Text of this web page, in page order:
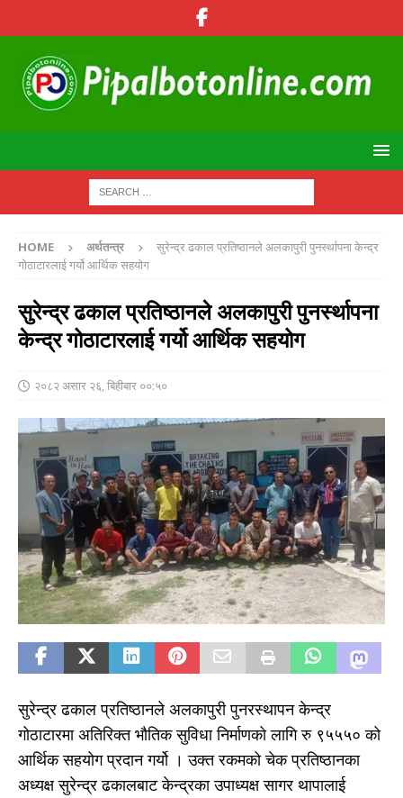
HOME अर्थतन्त्र
सुरेन्द्र ढकाल प्रतिष्ठानले अलकापुरी पुनर्स्थापना केन्द्र
गोठाटारलाई गर्यो आर्थिक सहयोग
सुरेन्द्र ढकाल प्रतिष्ठानले अलकापुरी पुनर्स्थापना
केन्द्र गोठाटारलाई गर्यो आर्थिक सहयोग
२०८२ असार २६, बिहीबार ००:५०
सुरेन्द्र ढकाल प्रतिष्ठानले अलकापुरी पुनरस्थापन केन्द्र
गोठाटारमा अतिरिक्त भौतिक सुविधा निर्माणको लागि रु ९५५५० को
आर्थिक सहयोग प्रदान गर्यो । उक्त रकमको चेक प्रतिष्ठानका
अध्यक्ष सुरेन्द्र ढकालबाट केन्द्रका उपाध्यक्ष सागर थापालाई